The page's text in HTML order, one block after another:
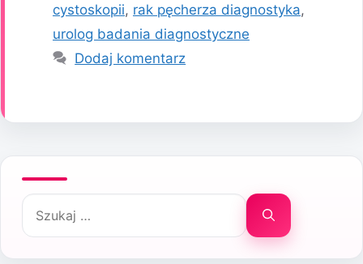
cystoskopii, rak pęcherza diagnostyka,
urolog badania diagnostyczne
Dodaj komentarz
Szukaj: